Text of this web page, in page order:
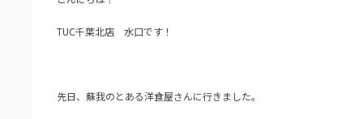
TUC千葉北店 水口です！
先日、蘇我のとある洋食屋さんに行きました。